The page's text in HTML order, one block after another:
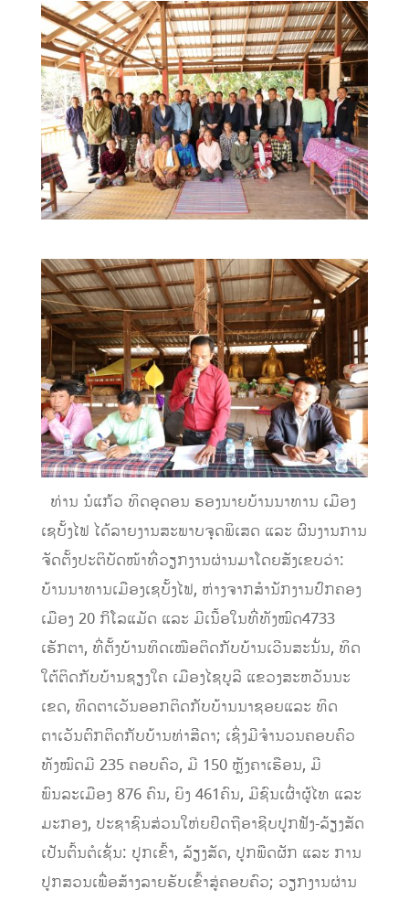
ທ່ານ ນໍແກ້ວ ທິດອຸດອນ ຮອງນາຍບ້ານນາທານ ເມືອງ
ເຊບັ້ງໄຟ ໄດ້ລາຍງານສະພາບຈຸດພິເສດ ແລະ ຜົນງານການ
ຈັດຕັ້ງປະຕິບັດໜ້າທີ່ວຽກງານຜ່ານມາໂດຍສັງເຂບວ່າ:
ບ້ານນາທານເມືອງເຊບັ້ງໄຟ, ຫ່າງຈາກສຳນັກງານປົກຄອງ
ເມືອງ 20 ກິໂລແມັດ ແລະ ມີເນື້ອໃນທີ່ທັງໝົດ4733
ເຮັກຕາ, ທີ່ຕັ້ງບ້ານທິດເໝືອຕິດກັບບ້ານເວີນສະນັ່ນ, ທິດ
ໃຕ້ຕິດກັບບ້ານຊຽງໃຄ ເມືອງໄຊບູລີ ແຂວງສະຫວັນນະ
ເຂດ, ທິດຕາເວັນອອກຕິດກັບບ້ານນາຊອຍແລະ ທິດ
ຕາເວັນຕົກຕິດກັບບ້ານທ່າສີດາ; ເຊິ່ງມີຈໍານວນຄອບຄົວ
ທັງໝົດມີ 235 ຄອບຄົວ, ມີ 150 ຫຼັງຄາເຮືອນ, ມີ
ພົນລະເມືອງ 876 ຄົນ, ຍິງ 461ຄົນ, ມີຊົນເຜົ່າຜູ້ໄທ ແລະ
ມະກອງ, ປະຊາຊົນສ່ວນໃຫ່ຍຢຶດຖືອາຊີບປູກຟັງ-ລ້ຽງສັດ
ເປັນຕົ້ນຕໍເຊັ່ນ: ປູກເຂົ້າ, ລ້ຽງສັດ, ປູກພືດຜັກ ແລະ ການ
ປູກສວນເພື່ອສ້າງລາຍຮັບເຂົ້າສູ່ຄອບຄົວ; ວຽກງານຜ່ານ